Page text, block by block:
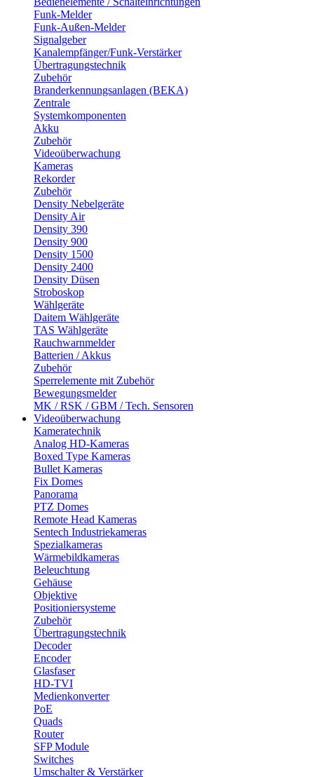
Funk-Melder
Funk-Außen-Melder
Signalgeber
Kanalempfänger/Funk-Verstärker
Übertragungstechnik
Zubehör
Branderkennungsanlagen (BEKA)
Zentrale
Systemkomponenten
Akku
Zubehör
Videoüberwachung
Kameras
Rekorder
Zubehör
Density Nebelgeräte
Density Air
Density 390
Density 900
Density 1500
Density 2400
Density Düsen
Stroboskop
Wählgeräte
Daitem Wählgeräte
TAS Wählgeräte
Rauchwarnmelder
Batterien / Akkus
Zubehör
Sperrelemente mit Zubehör
Bewegungsmelder
MK / RSK / GBM / Tech. Sensoren
Videoüberwachung
Kameratechnik
Analog HD-Kameras
Boxed Type Kameras
Bullet Kameras
Fix Domes
Panorama
PTZ Domes
Remote Head Kameras
Sentech Industriekameras
Spezialkameras
Wärmebildkameras
Beleuchtung
Gehäuse
Objektive
Positioniersysteme
Zubehör
Übertragungstechnik
Decoder
Encoder
Glasfaser
HD-TVI
Medienkonverter
PoE
Quads
Router
SFP Module
Switches
Umschalter & Verstärker